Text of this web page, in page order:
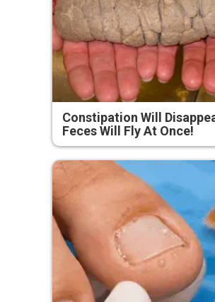
Constipation Will
Feces Will Fly At Once!